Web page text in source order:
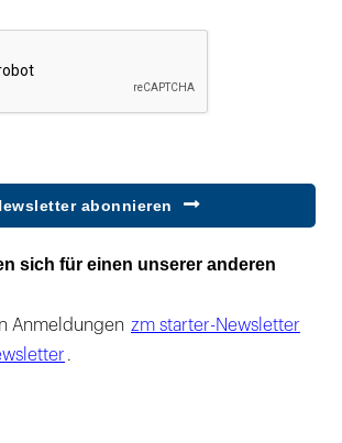
abonnieren
sich für einen unserer anderen
Anmeldungen zm starter-Newsletter
.